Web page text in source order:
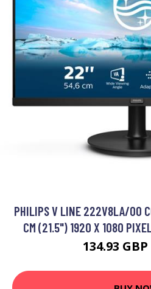
PHILIPS V LINE 222V8LA/00
CM (21.5") 1920 X 1080
134.93 GBP